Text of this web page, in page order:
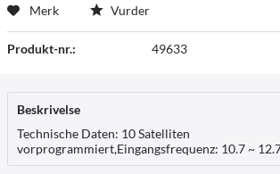
Merk Vurder
Produkt-nr.: 49633
Beskrivelse
Technische Daten: 10 Satelliten
vorprogrammiert,Eingangsfrequenz: 10.7 ~